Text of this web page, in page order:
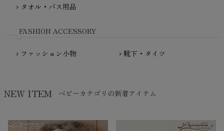
NewNative（ニューネイティブ）
chevron_right タオル・バス用品
FASHION ACCESSORY
chevron_right ファッション小物 chevron_right 靴下・タイツ
NEW ITEM ベビーカテゴリの新着アイテム